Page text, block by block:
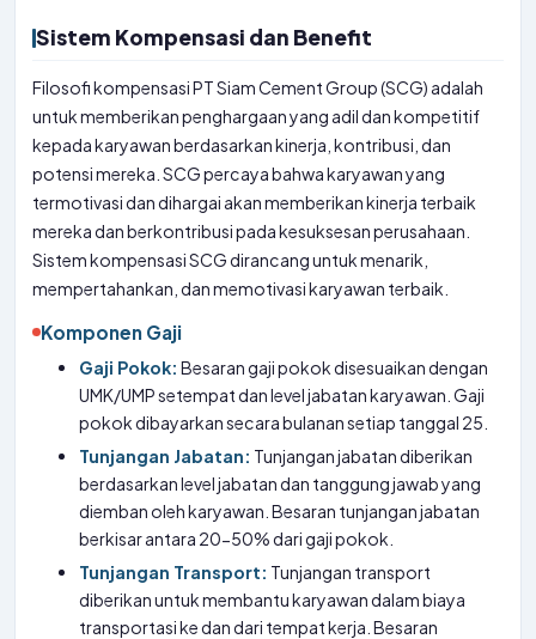
Sistem Kompensasi dan Benefit
Filosofi kompensasi PT Siam Cement Group (SCG) adalah
untuk memberikan penghargaan yang adil dan kompetitif
kepada karyawan berdasarkan kinerja, kontribusi, dan
potensi mereka. SCG percaya bahwa karyawan yang
termotivasi dan dihargai akan memberikan kinerja terbaik
mereka dan berkontribusi pada kesuksesan perusahaan.
Sistem kompensasi SCG dirancang untuk menarik,
mempertahankan, dan memotivasi karyawan terbaik.
Komponen Gaji
Gaji Pokok: Besaran gaji pokok disesuaikan dengan
UMK/UMP setempat dan level jabatan karyawan. Gaji
pokok dibayarkan secara bulanan setiap tanggal 25.
Tunjangan Jabatan: Tunjangan jabatan diberikan
berdasarkan level jabatan dan tanggung jawab yang
diemban oleh karyawan. Besaran tunjangan jabatan
berkisar antara 20-50% dari gaji pokok.
Tunjangan Transport: Tunjangan transport
diberikan untuk membantu karyawan dalam biaya
transportasi ke dan dari tempat kerja. Besaran